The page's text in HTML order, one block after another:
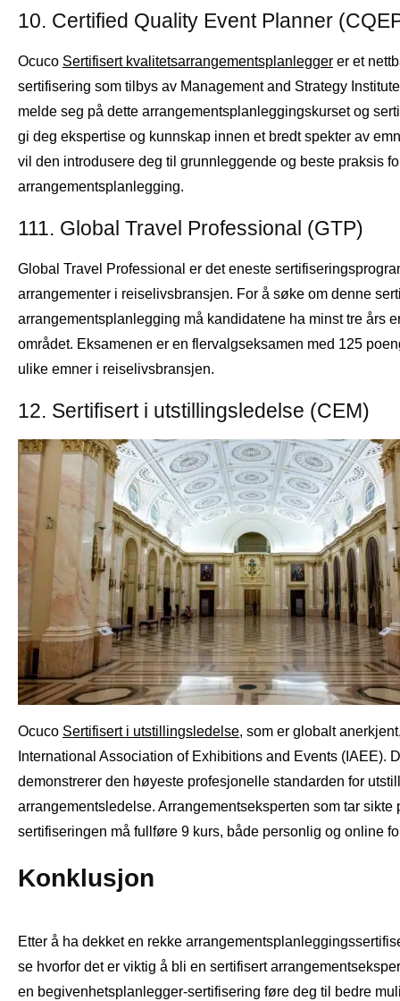
10. Certified Quality Event Planner
Ocuco Sertifisert kvalitetsarrangementsplanlegger er et
sertifisering som tilbys av Management and Strategy
melde seg på dette arrangementsplanleggingskurset og
gi deg ekspertise og kunnskap innen et bredt spekter av
vil den introdusere deg til grunnleggende og beste praksis
arrangementsplanlegging.
111. Global Travel Professional (GTP)
Global Travel Professional er det eneste
arrangementer i reiselivsbransjen. For å søke om denne
arrangementsplanlegging må kandidatene ha minst tre års
området. Eksamenen er en flervalgseksamen med 125
ulike emner i reiselivsbransjen.
12. Sertifisert i utstillingsledelse (CEM)
Ocuco Sertifisert i utstillingsledelse, som er globalt
International Association of Exhibitions and Events (IAEE).
demonstrerer den høyeste profesjonelle standarden for
arrangementsledelse. Arrangementseksperten som tar sikte
sertifiseringen må fullføre 9 kurs, både personlig og online
Konklusjon
Etter å ha dekket en rekke
se hvorfor det er viktig å bli en sertifisert
en begivenhetsplanlegger-sertifisering føre deg til bedre